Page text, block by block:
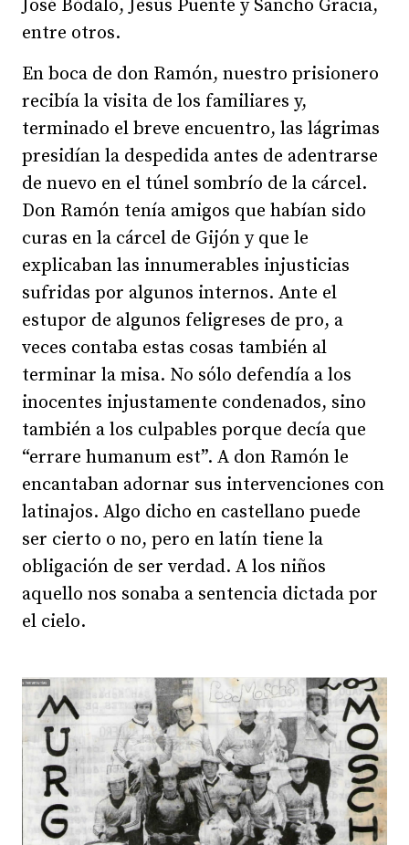
José Bódalo, Jesús Puente y Sancho Gracia,
entre otros.
En boca de don Ramón, nuestro prisionero
recibía la visita de los familiares y,
terminado el breve encuentro, las lágrimas
presidían la despedida antes de adentrarse
de nuevo en el túnel sombrío de la cárcel.
Don Ramón tenía amigos que habían sido
curas en la cárcel de Gijón y que le
explicaban las innumerables injusticias
sufridas por algunos internos. Ante el
estupor de algunos feligreses de pro, a
veces contaba estas cosas también al
terminar la misa. No sólo defendía a los
inocentes injustamente condenados, sino
también a los culpables porque decía que
“errare humanum est”. A don Ramón le
encantaban adornar sus intervenciones con
latinajos. Algo dicho en castellano puede
ser cierto o no, pero en latín tiene la
obligación de ser verdad. A los niños
aquello nos sonaba a sentencia dictada por
el cielo.